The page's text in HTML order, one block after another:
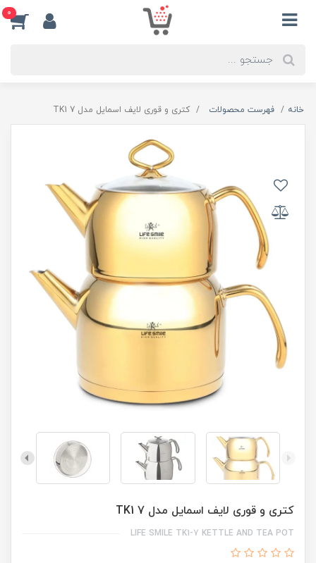
0
خانه فهرست محصولات کتری و قوری لایف اسمایل مدل TK1 7
کتری و قوری لایف اسمایل مدل TK1 7
LIFE SMILE TK1-7 KETTLE AND TEA POT